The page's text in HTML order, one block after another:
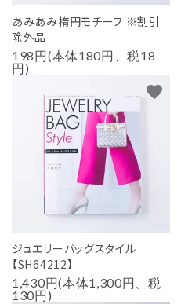
あみあみ楕円モチーフ ※割引
除外品
198円(本体180円、税18
円)
ジュエリーバッグスタイル
【SH64212】
1,430円(本体1,300円、税
130円)
favorite